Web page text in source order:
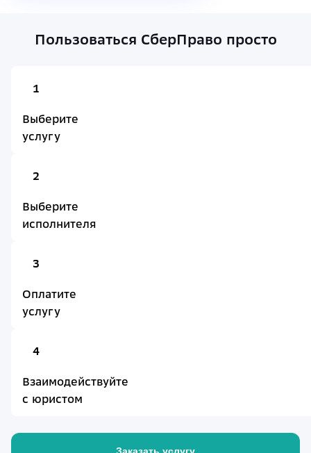
Пользоваться СберПраво просто
1
Выберите
услугу
2
Выберите
исполнителя
3
Оплатите
услугу
4
Взаимодействуйте
с юристом
Заказать услугу